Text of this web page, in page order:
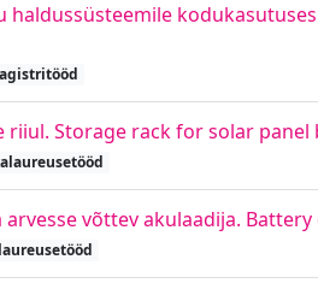
haldussüsteemile
riiul. Storage rack for solar panel
võttev akulaadija.